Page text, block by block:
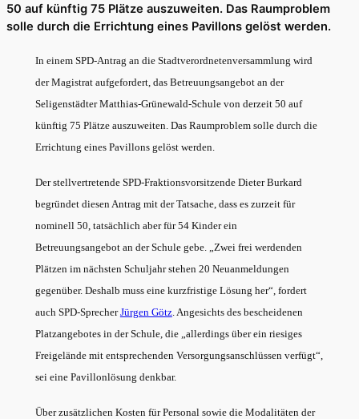
50 auf künftig 75 Plätze auszuweiten. Das Raumproblem
solle durch die Errichtung eines Pavillons gelöst werden.
In einem SPD-Antrag an die Stadtverordnetenversammlung wird
der Magistrat aufgefordert, das Betreuungsangebot an der
Seligenstädter Matthias-Grünewald-Schule von derzeit 50 auf
künftig 75 Plätze auszuweiten. Das Raumproblem solle durch die
Errichtung eines Pavillons gelöst werden.
Der stellvertretende SPD-Fraktionsvorsitzende Dieter Burkard
begründet diesen Antrag mit der Tatsache, dass es zurzeit für
nominell 50, tatsächlich aber für 54 Kinder ein
Betreuungsangebot an der Schule gebe. „Zwei frei werdenden
Plätzen im nächsten Schuljahr stehen 20 Neuanmeldungen
gegenüber. Deshalb muss eine kurzfristige Lösung her“, fordert
auch SPD-SprecherJürgen Götz. Angesichts des bescheidenen
Platzangebotes in der Schule, die „allerdings über ein riesiges
Freigelände mit entsprechenden Versorgungsanschlüssen verfügt“,
sei eine Pavillonlösung denkbar.
Über zusätzlichen Kosten für Personal sowie die Modalitäten der